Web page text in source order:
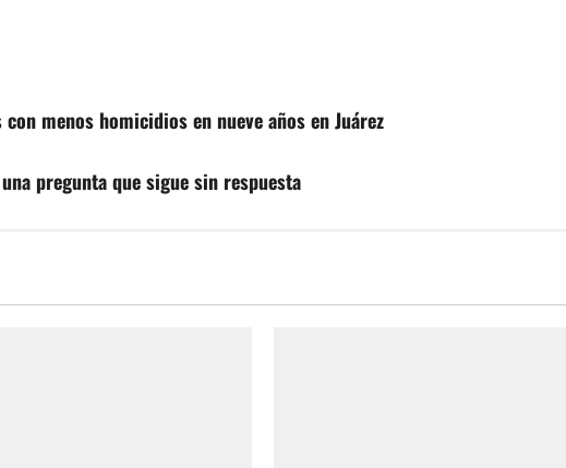
menos homicidios en nueve años en Juárez
pregunta que sigue sin respuesta